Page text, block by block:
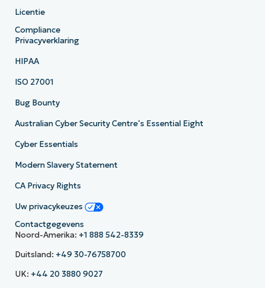
Licentie
Compliance
Privacyverklaring
HIPAA
ISO 27001
Bug Bounty
Australian Cyber Security Centre’s Essential Eight
Cyber Essentials
Modern Slavery Statement
CA Privacy Rights
Uw privacykeuzes
Contactgegevens
Noord-Amerika: +1 888 542-8339
Duitsland: +49 30-76758700
UK: +44 20 3880 9027